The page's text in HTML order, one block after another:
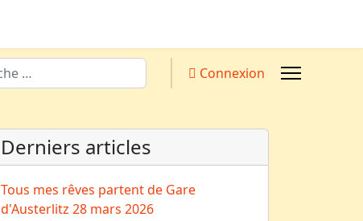
Connexion
Derniers articles
Tous mes rêves partent de Gare
d'Austerlitz 28 mars 2026